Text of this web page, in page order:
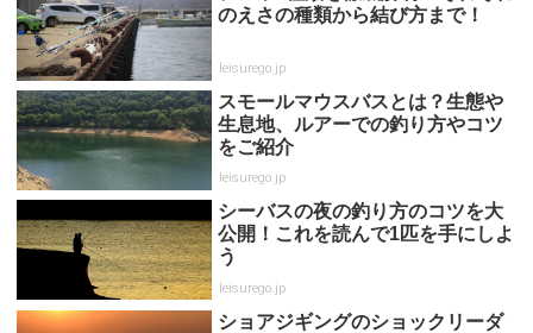
のえさの種類から結び方まで！
leisurego.jp
スモールマウスバスとは？生態や
生息地、ルアーでの釣り方やコツ
をご紹介
leisurego.jp
シーバスの夜の釣り方のコツを大
公開！これを読んで1匹を手にしよ
う
leisurego.jp
ショアジギングのショックリーダ